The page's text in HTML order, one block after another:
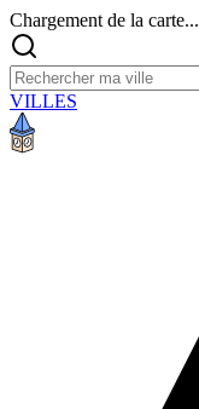
Chargement de la carte...
VILLES